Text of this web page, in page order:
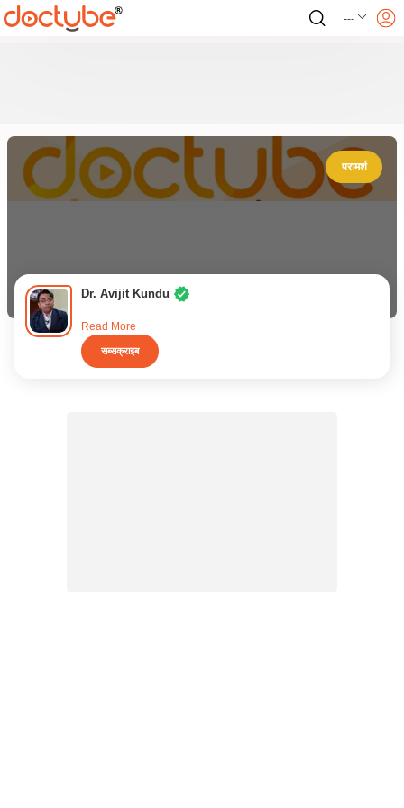
---
परामर्श
Dr. Avijit Kundu
Read More
सब्सक्राइब